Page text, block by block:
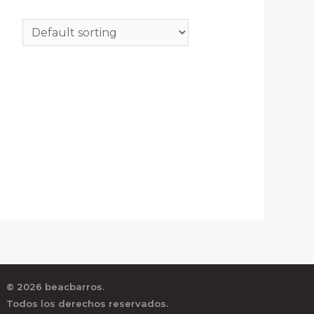
© 2026 beacbarros.
Todos los derechos reservados.